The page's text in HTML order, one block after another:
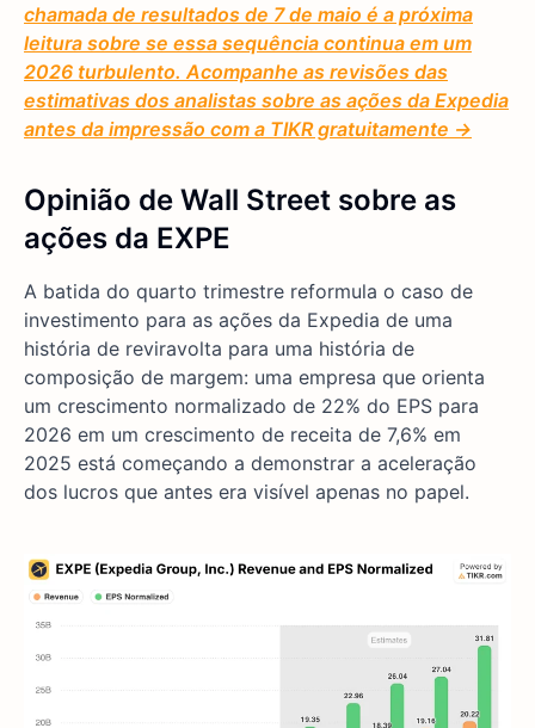
chamada de resultados de 7 de maio é a próxima
leitura sobre se essa sequência continua em um
2026 turbulento. Acompanhe as revisões das
estimativas dos analistas sobre as ações da Expedia
antes da impressão com a TIKR gratuitamente →
Opinião de Wall Street sobre as
ações da EXPE
A batida do quarto trimestre reformula o caso de
investimento para as ações da Expedia de uma
história de reviravolta para uma história de
composição de margem: uma empresa que orienta
um crescimento normalizado de 22% do EPS para
2026 em um crescimento de receita de 7,6% em
2025 está começando a demonstrar a aceleração
dos lucros que antes era visível apenas no papel.